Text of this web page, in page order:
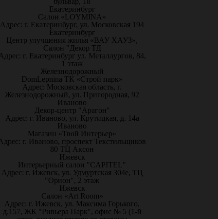
Екатеринбург
Салон «LOYMINA»
Адрес: г. Екатеринбург, ул. Московская 194
Екатеринбург
Центр улучшения жилья «ВАУ ХАУЗ»,
Салон "Декор ТД
г. Екатеринбург ул. Металлургов, 84,
1 этаж
Железнодорожный
DomLepnina ТК «Строй парк»
Адрес: Московская область, г.
Железнодорожный, ул. Пригородная, 92
Иваново
Декор-центр "Арагон"
Адрес: г. Иваново, ул. Крутицкая, д. 14а
Иваново
Магазин «Твой Интерьер»
г. Иваново, проспект Текстильщиков
80 ТЦ Аксон
Ижевск
Интерьерный салон "CAPITEL"
Адрес: г. Ижевск, ул. Удмуртская 304е, ТЦ
"Орион", 2 этаж
Ижевск
Салон «Art Room»
Адрес: г. Ижевск, ул. Максима Горького,
д.157, ЖК "Ривьера Парк", офис № 5 (1-й